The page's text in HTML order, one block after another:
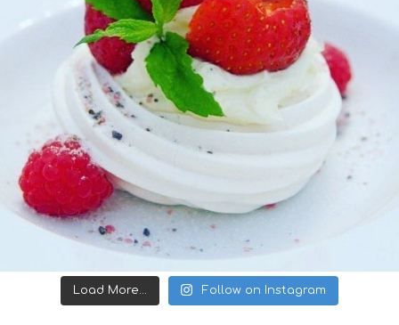
Load More... Follow on Instagram